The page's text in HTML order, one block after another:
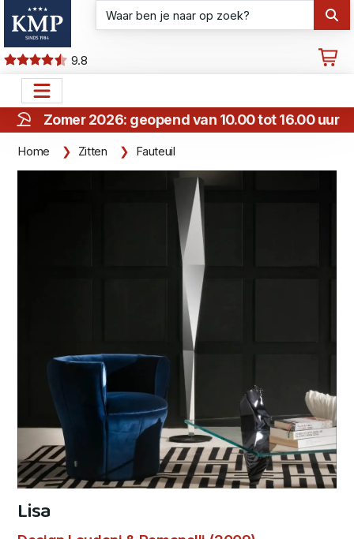
9.8
Zomer 2026: geopend van 10.00 tot 16.00 uur
Home Zitten Fauteuil
Lisa